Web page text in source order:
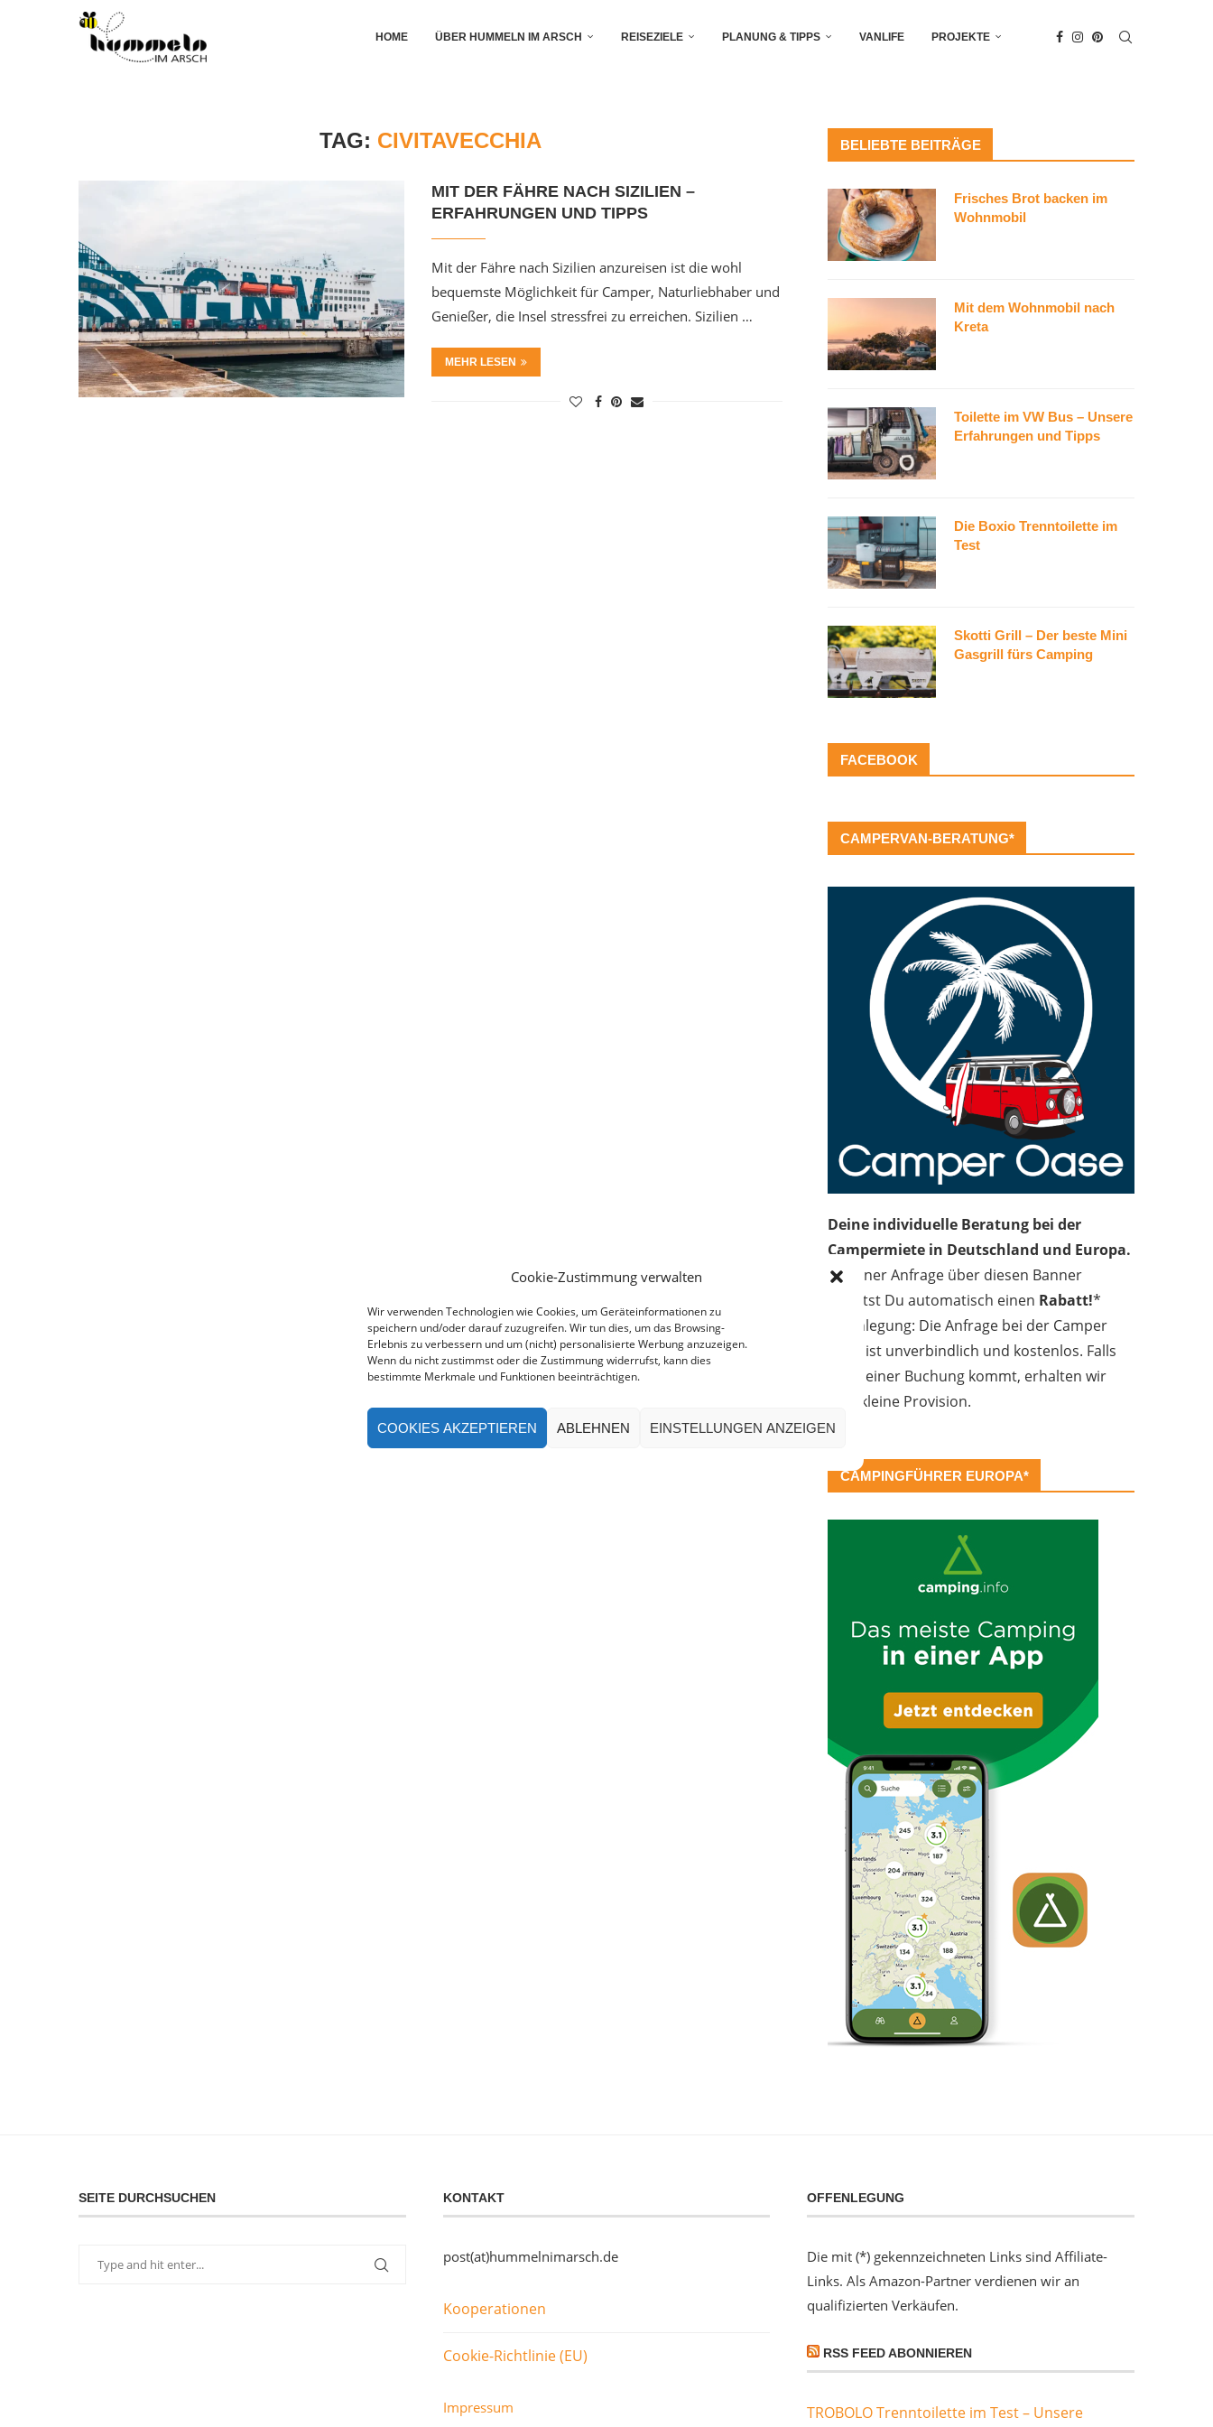
Cookie-Zustimmung verwalten
Wir verwenden Technologien wie Cookies, um Geräteinformationen zu
speichern und/oder darauf zuzugreifen. Wir tun dies, um das Browsing-
Erlebnis zu verbessern und um (nicht) personalisierte Werbung anzuzeigen.
Wenn du nicht zustimmst oder die Zustimmung widerrufst, kann dies
bestimmte Merkmale und Funktionen beeinträchtigen.
COOKIES AKZEPTIEREN ABLEHNEN EINSTELLUNGEN ANZEIGEN
HOME ÜBER HUMMELN IM ARSCH REISEZIELE PLANUNG & TIPPS VANLIFE PROJEKTE
TAG: CIVITAVECCHIA
MIT DER FÄHRE NACH SIZILIEN –
ERFAHRUNGEN UND TIPPS
Mit der Fähre nach Sizilien anzureisen ist die wohl
bequemste Möglichkeit für Camper, Naturliebhaber und
Genießer, die Insel stressfrei zu erreichen. Sizilien …
MEHR LESEN
BELIEBTE BEITRÄGE
Frisches Brot backen im
Wohnmobil
Mit dem Wohnmobil nach
Kreta
Toilette im VW Bus – Unsere
Erfahrungen und Tipps
Die Boxio Trenntoilette im
Test
Skotti Grill – Der beste Mini
Gasgrill fürs Camping
FACEBOOK
CAMPERVAN-BERATUNG*
Deine individuelle Beratung bei der
Campermiete in Deutschland und Europa.
Bei einer Anfrage über diesen Banner
erhältst Du automatisch einen Rabatt!*
Offenlegung: Die Anfrage bei der Camper
Oase ist unverbindlich und kostenlos. Falls
es zu einer Buchung kommt, erhalten wir
eine kleine Provision.
CAMPINGFÜHRER EUROPA*
SEITE DURCHSUCHEN KONTAKT
post(at)hummelnimarsch.de
Kooperationen
Cookie-Richtlinie (EU)
Impressum
OFFENLEGUNG
Die mit (*) gekennzeichneten Links sind Affiliate-
Links. Als Amazon-Partner verdienen wir an
qualifizierten Verkäufen.
RSS FEED ABONNIEREN
TROBOLO Trenntoilette im Test – Unsere